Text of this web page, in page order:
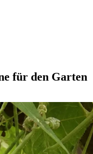
für den Garten